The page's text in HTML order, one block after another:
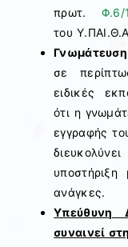
πρωτ. Φ.6/
του
σε
ειδικές
ότι η
εγγραφής
υποστήριξη
ανάγκες.
Υπεύθυνη
συναινεί